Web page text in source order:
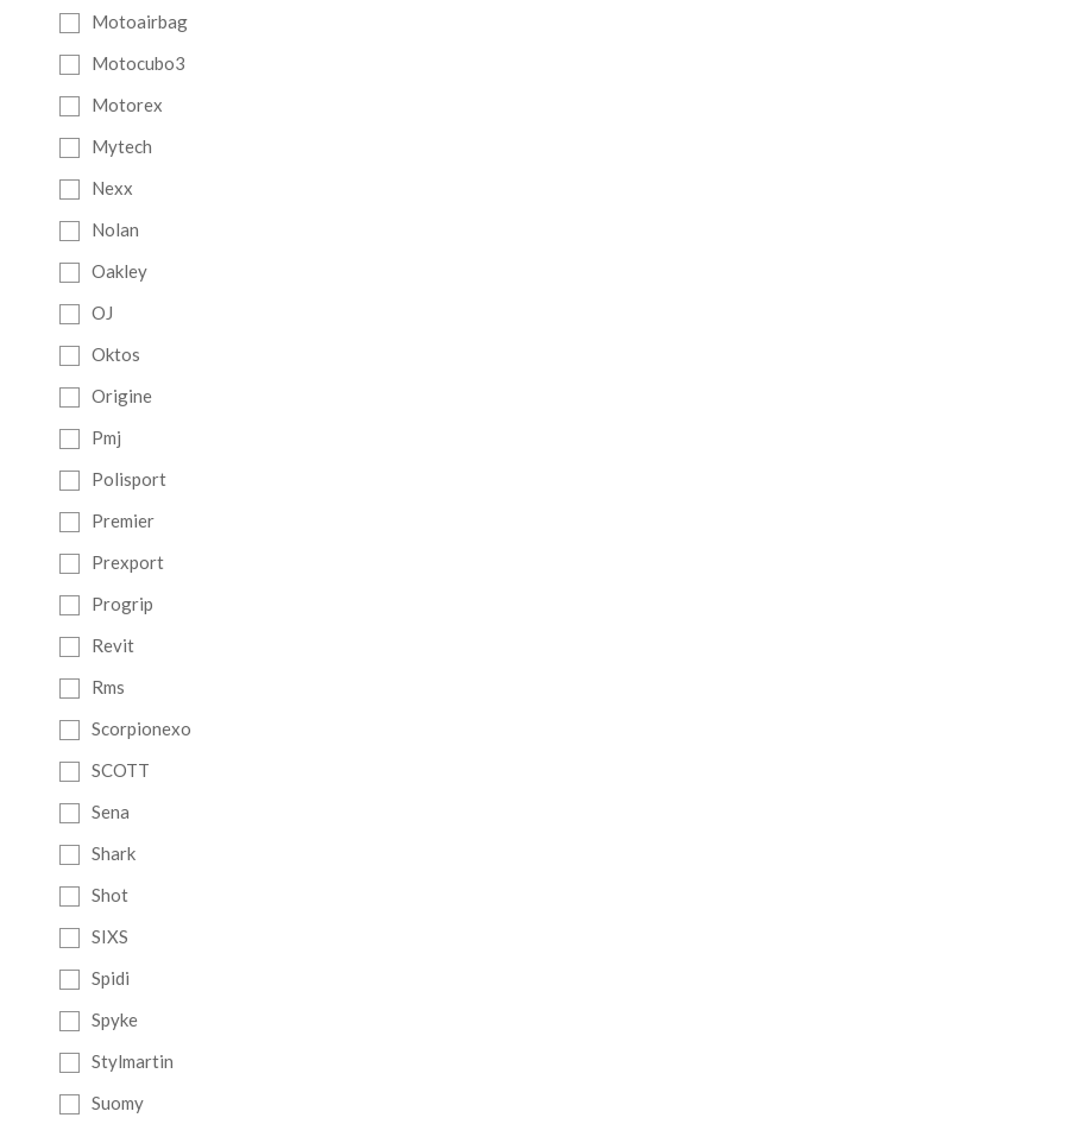
Motoairbag
Motocubo3
Motorex
Mytech
Nexx
Nolan
Oakley
OJ
Oktos
Origine
Pmj
Polisport
Premier
Prexport
Progrip
Revit
Rms
Scorpionexo
SCOTT
Sena
Shark
Shot
SIXS
Spidi
Spyke
Stylmartin
Suomy